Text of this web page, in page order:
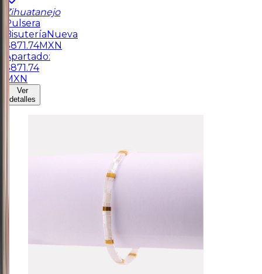
Zihuatanejo
Pulsera
Bisutería Nueva
$871.74MXN
Apartado:
$871.74
MXN
Ver
detalles